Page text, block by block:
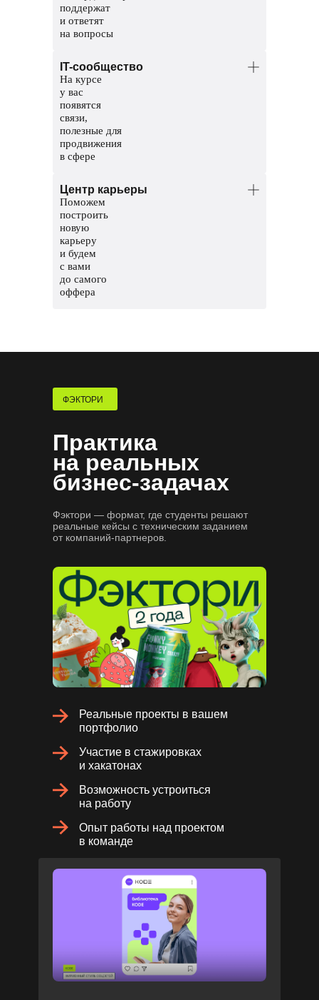
поддержат
и ответят
на вопросы
Помогут разобраться в темах и
проверят домашние задания.
Координаторы — команда заботы
о студентах. Решат организационные
вопросы, поддержат и помогут пройти
обучение до конца.
IT-сообщество
На курсе
у вас
появятся
связи,
полезные для
продвижения
в сфере
с другими студентами
Чат с ментором на платформе, чтобы
прояснить непонятные темы и задания
Мероприятия и стажировки
с партнерами, чтобы наработать опыт
и показать свои скиллы работодателям
Центр карьеры
Поможем
построить
новую
карьеру
и будем
с вами
до самого
оффера
собеседования
Практика
на реальных
бизнес-задачах
Фэктори — формат, где студенты решают
реальные кейсы с техническим заданием
от компаний-партнеров.
ФЭКТОРИ
Реальные проекты в вашем
портфолио
Участие в стажировках
и хакатонах
Возможность устроиться
на работу
Опыт работы над проектом
в команде